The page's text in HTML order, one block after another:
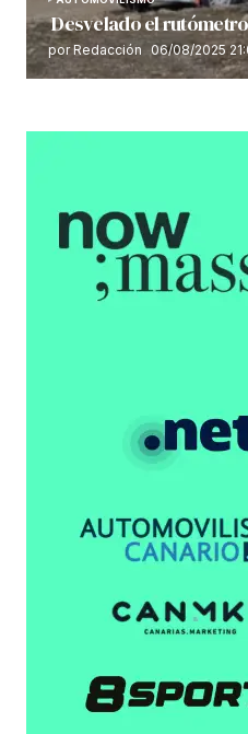
Desvelado el
por Redacción 06/08/2025